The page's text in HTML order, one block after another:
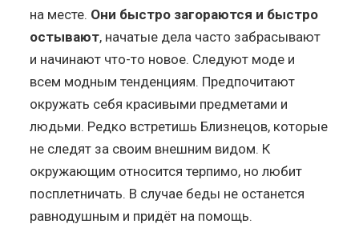
на месте. Они быстро загораются и быстро
остывают, начатые дела часто забрасывают
и начинают что-то новое. Следуют моде и
всем модным тенденциям. Предпочитают
окружать себя красивыми предметами и
людьми. Редко встретишь Близнецов, которые
не следят за своим внешним видом. К
окружающим относится терпимо, но любит
посплетничать. В случае беды не останется
равнодушным и придёт на помощь.